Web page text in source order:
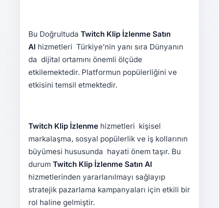
Bu Doğrultuda Twitch Klip İzlenme Satın
Al hizmetleri Türkiye’nin yanı sıra Dünyanın
da dijital ortamını önemli ölçüde
etkilemektedir. Platformun popülerliğini ve
etkisini temsil etmektedir.
Twitch Klip İzlenmehizmetleri kişisel
markalaşma, sosyal popülerlik ve iş kollarının
büyümesi hususunda hayati önem taşır. Bu
durum Twitch Klip İzlenme Satın Al
hizmetlerinden yararlanılmayı sağlayıp
stratejik pazarlama kampanyaları için etkili bir
rol haline gelmiştir.